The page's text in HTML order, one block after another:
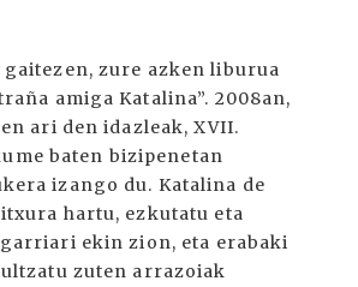
zure azken liburua
amiga Katalina”. 2008an,
ari den idazleak, XVII.
baten bizipenetan
izango du. Katalina de
hartu, ezkutatu eta
ekin zion, eta erabaki
zuten arrazoiak